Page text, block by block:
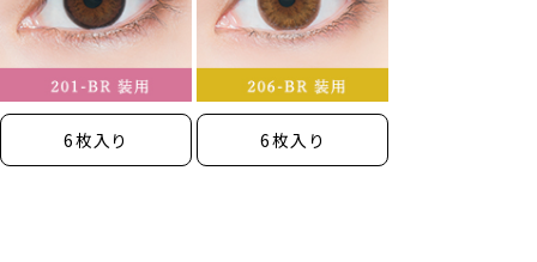
6枚入り 6枚入り